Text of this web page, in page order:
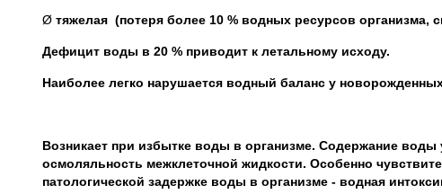
Ø тяжелая (потеря более 10 % водных ресурсов организма,
Дефицит воды в 20 % приводит к летальному исходу.
Наиболее легко нарушается водный баланс у
Возникает при избытке воды в организме. Содержание воды
осмоляльность межклеточной жидкости. Особенно
патологической задержке воды в организме - водная